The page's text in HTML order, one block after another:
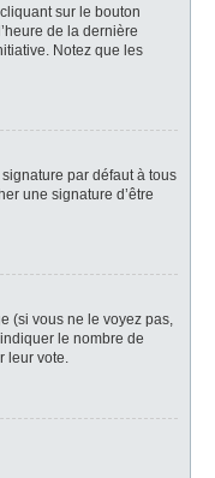
sur le bouton
de la dernière
Notez que les
par défaut à tous
une signature d’être
(si vous ne le voyez pas,
le nombre de
leur vote.